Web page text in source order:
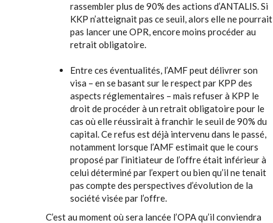
rassembler plus de 90% des actions d’ANTALIS. Si
KKP n’atteignait pas ce seuil, alors elle ne pourrait
pas lancer une OPR, encore moins procéder au
retrait obligatoire.
Entre ces éventualités, l’AMF peut délivrer son
visa – en se basant sur le respect par KPP des
aspects réglementaires – mais refuser à KPP le
droit de procéder à un retrait obligatoire pour le
cas où elle réussirait à franchir le seuil de 90% du
capital. Ce refus est déjà intervenu dans le passé,
notamment lorsque l’AMF estimait que le cours
proposé par l’initiateur de l’offre était inférieur à
celui déterminé par l’expert ou bien qu’il ne tenait
pas compte des perspectives d’évolution de la
société visée par l’offre.
C’est au moment où sera lancée l’OPA qu’il conviendra